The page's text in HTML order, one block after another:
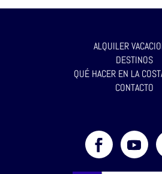
ALQUILER
DESTINOS
QUÉ HACER EN LA
CONTACTO